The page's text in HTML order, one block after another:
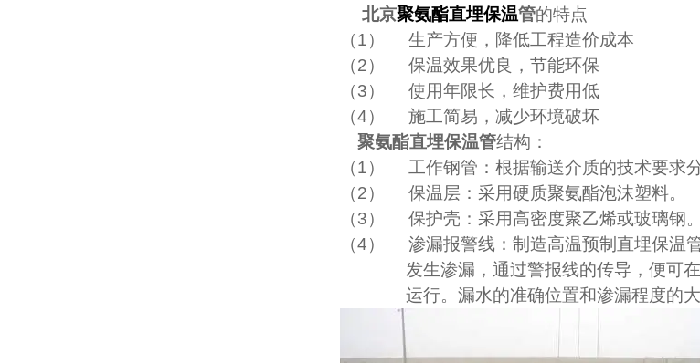
北京聚氨酯直埋保温管的特点
（1）
生产方便，降低工程造价成本
（2）
保温效果优良，节能环保
（3）
使用年限长，维护费用低
（4）
施工简易，减少环境破坏
聚氨酯直埋保温管结构：
（1）
工作钢管：根据输送介质的技术要求
（2）
保温层：采用硬质聚氨酯泡沫塑料。
（3）
保护壳：采用高密度聚乙烯或玻璃钢。
（4）
渗漏报警线：制造高温预制直埋保温
发生渗漏，通过警报线的传导，便可
运行。漏水的准确位置和渗漏程度的